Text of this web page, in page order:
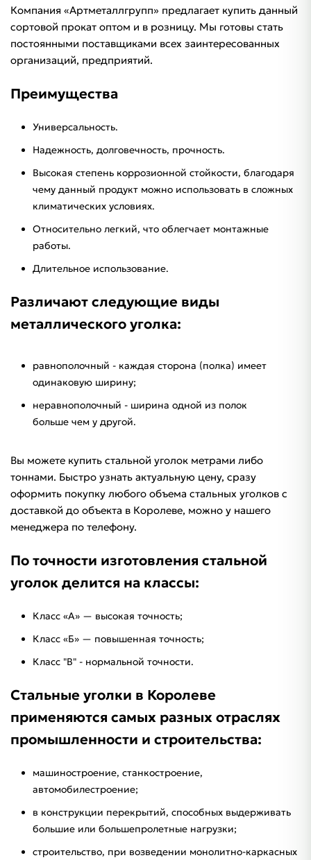
Компания «Артметаллгрупп» предлагает купить данный
сортовой прокат оптом и в розницу. Мы готовы стать
постоянными поставщиками всех заинтересованных
организаций, предприятий.
Преимущества
Универсальность.
Надежность, долговечность, прочность.
Высокая степень коррозионной стойкости, благодаря
чему данный продукт можно использовать в сложных
климатических условиях.
Относительно легкий, что облегчает монтажные
работы.
Длительное использование.
Различают следующие виды
металлического уголка:
равнополочный - каждая сторона (полка) имеет
одинаковую ширину;
неравнополочный - ширина одной из полок
больше чем у другой.
Вы можете купить стальной уголок метрами либо
тоннами. Быстро узнать актуальную цену, сразу
оформить покупку любого объема стальных уголков с
доставкой до объекта в Королеве, можно у нашего
менеджера по телефону.
По точности изготовления стальной
уголок делится на классы:
Класс «А» — высокая точность;
Класс «Б» — повышенная точность;
Класс "B" - нормальной точности.
Стальные уголки в Королеве
применяются самых разных отраслях
промышленности и строительства:
машиностроение, станкостроение,
автомобилестроение;
в конструкции перекрытий, способных выдерживать
большие или большепролетные нагрузки;
строительство, при возведении монолитно-каркасных